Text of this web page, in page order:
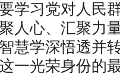
学习党对人民
人心、汇聚力
慧学深悟透并
一光荣身份的